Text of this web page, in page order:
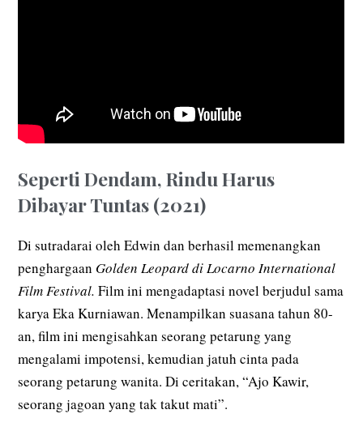
Seperti Dendam, Rindu Harus
Dibayar Tuntas (2021)
Di sutradarai oleh Edwin dan berhasil memenangkan
penghargaan Golden Leopard di Locarno International
Film Festival. Film ini mengadaptasi novel berjudul sama
karya Eka Kurniawan. Menampilkan suasana tahun 80-
an, film ini mengisahkan seorang petarung yang
mengalami impotensi, kemudian jatuh cinta pada
seorang petarung wanita. Di ceritakan, “Ajo Kawir,
seorang jagoan yang tak takut mati”.